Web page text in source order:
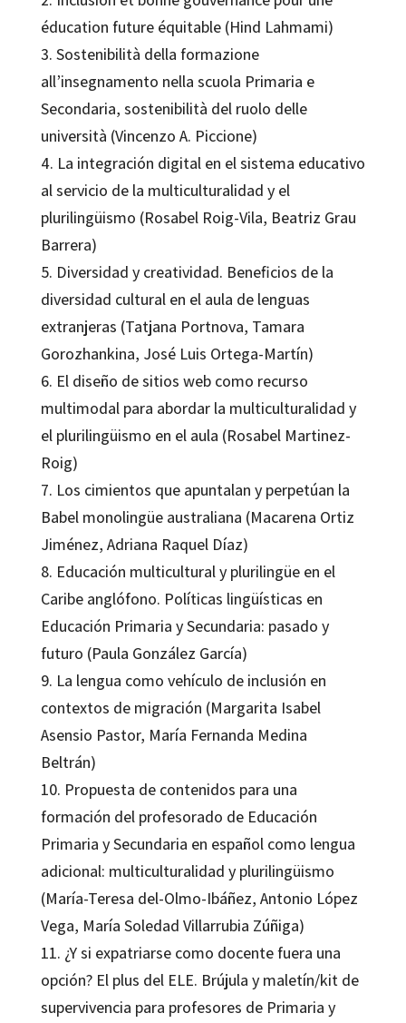
éducation future équitable (Hind Lahmami)
3. Sostenibilità della formazione
all’insegnamento nella scuola Primaria e
Secondaria, sostenibilità del ruolo delle
università (Vincenzo A. Piccione)
4. La integración digital en el sistema educativo
al servicio de la multiculturalidad y el
plurilingüismo (Rosabel Roig-Vila, Beatriz Grau
Barrera)
5. Diversidad y creatividad. Beneficios de la
diversidad cultural en el aula de lenguas
extranjeras (Tatjana Portnova, Tamara
Gorozhankina, José Luis Ortega-Martín)
6. El diseño de sitios web como recurso
multimodal para abordar la multiculturalidad y
el plurilingüismo en el aula (Rosabel Martinez-
Roig)
7. Los cimientos que apuntalan y perpetúan la
Babel monolingüe australiana (Macarena Ortiz
Jiménez, Adriana Raquel Díaz)
8. Educación multicultural y plurilingüe en el
Caribe anglófono. Políticas lingüísticas en
Educación Primaria y Secundaria: pasado y
futuro (Paula González García)
9. La lengua como vehículo de inclusión en
contextos de migración (Margarita Isabel
Asensio Pastor, María Fernanda Medina
Beltrán)
10. Propuesta de contenidos para una
formación del profesorado de Educación
Primaria y Secundaria en español como lengua
adicional: multiculturalidad y plurilingüismo
(María-Teresa del-Olmo-Ibáñez, Antonio López
Vega, María Soledad Villarrubia Zúñiga)
11. ¿Y si expatriarse como docente fuera una
opción? El plus del ELE. Brújula y maletín/kit de
supervivencia para profesores de Primaria y